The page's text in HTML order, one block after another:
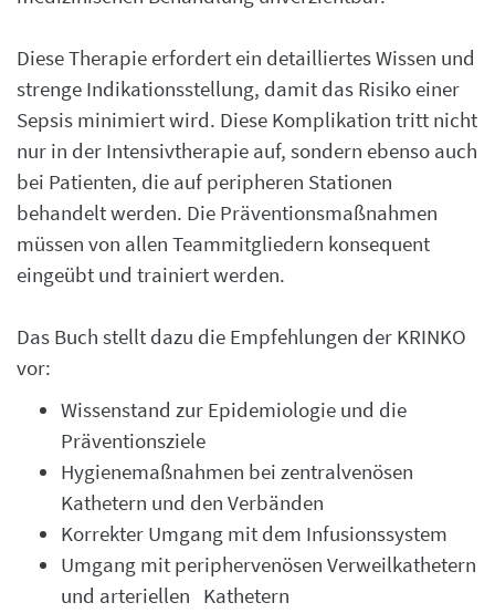
Diese Therapie erfordert ein detailliertes Wissen und
strenge Indikationsstellung, damit das Risiko einer
Sepsis minimiert wird. Diese Komplikation tritt nicht
nur in der Intensivtherapie auf, sondern ebenso auch
bei Patienten, die auf peripheren Stationen
behandelt werden. Die Präventionsmaßnahmen
müssen von allen Teammitgliedern konsequent
eingeübt und trainiert werden.
Das Buch stellt dazu die Empfehlungen der KRINKO
vor:
Wissenstand zur Epidemiologie und die
Präventionsziele
Hygienemaßnahmen bei zentralvenösen
Kathetern und den Verbänden
Korrekter Umgang mit dem Infusionssystem
Umgang mit periphervenösen Verweilkathetern
und arteriellen Kathetern